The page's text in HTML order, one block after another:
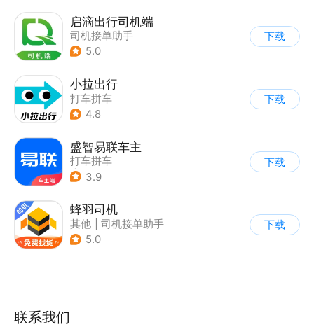
启滴出行司机端
司机接单助手
5.0
下载
小拉出行
打车拼车
4.8
下载
盛智易联车主
打车拼车
| 司机接单助手
3.9
下载
蜂羽司机
其他
司机接单助手
5.0
下载
联系我们